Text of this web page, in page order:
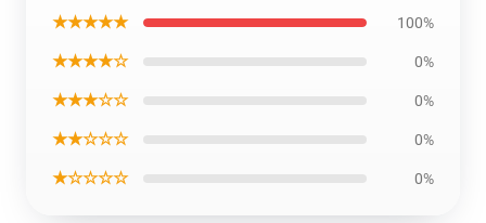
★★★★★ 100%
★★★★☆ 0%
★★★☆☆ 0%
★★☆☆☆ 0%
★☆☆☆☆ 0%